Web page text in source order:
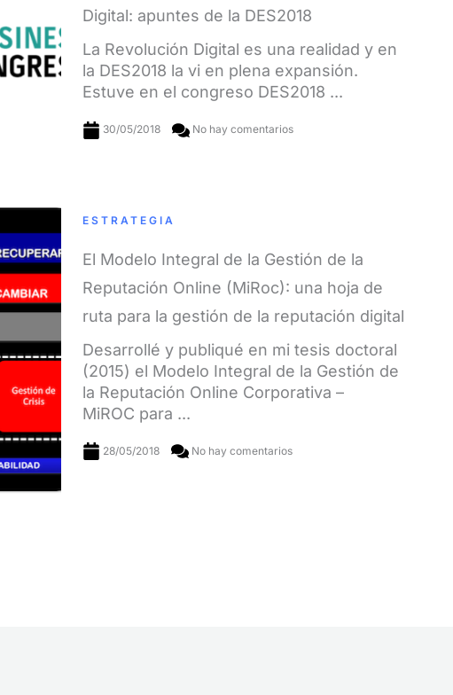
Digital: apuntes de la DES2018
La Revolución Digital es una realidad y en
la DES2018 la vi en plena expansión.
Estuve en el congreso DES2018 ...
30/05/2018 No hay comentarios
ESTRATEGIA
El Modelo Integral de la Gestión de la
Reputación Online (MiRoc): una hoja de
ruta para la gestión de la reputación digital
Desarrollé y publiqué en mi tesis doctoral
(2015) el Modelo Integral de la Gestión de
la Reputación Online Corporativa –
MiROC para ...
28/05/2018 No hay comentarios